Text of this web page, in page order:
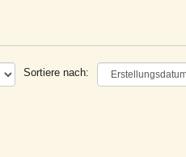
Sortiere nach: